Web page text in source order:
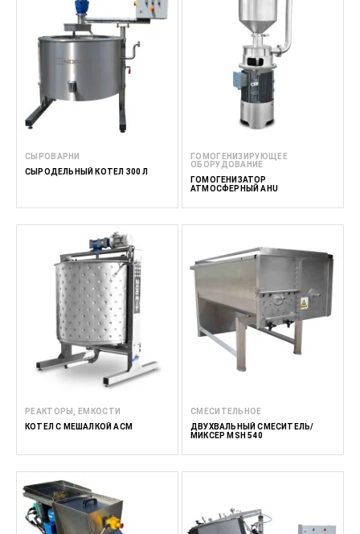
СЫРОВАРНИ
СЫРОДЕЛЬНЫЙ КОТЕЛ 300 Л
ГОМОГЕНИЗИРУЮЩЕЕ
ОБОРУДОВАНИЕ
ГОМОГЕНИЗАТОР
АТМОСФЕРНЫЙ AHU
РЕАКТОРЫ, ЕМКОСТИ
КОТЁЛ С МЕШАЛКОЙ ACM
СМЕСИТЕЛЬНОЕ
ДВУХВАЛЬНЫЙ СМЕСИТЕЛЬ/
МИКСЕР MSH 540